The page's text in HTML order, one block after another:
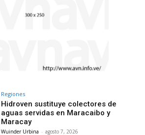
Regiones
Hidroven sustituye colectores de
aguas servidas en Maracaibo y
Maracay
Wuinder Urbina - agosto 7, 2026